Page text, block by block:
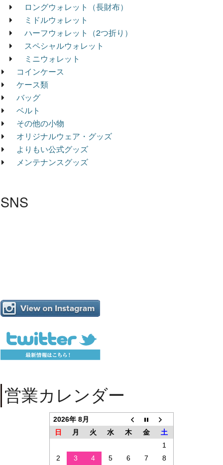
ロングウォレット（長財布）
ミドルウォレット
ハーフウォレット（2つ折り）
スペシャルウォレット
ミニウォレット
コインケース
ケース類
バッグ
ベルト
その他の小物
オリジナルウェア・グッズ
よりもい公式グッズ
メンテナンスグッズ
SNS
営業カレンダー
2026年 8月
日
月 火 水 木 金
土
1
2
3 4 5 6 7 8